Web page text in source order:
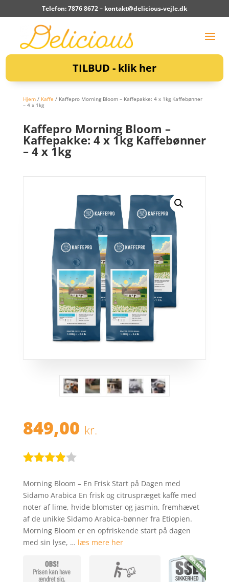
Telefon: 7876 8672 – kontakt@delicious-vejle.dk
TILBUD - klik her
Hjem/ Kaffe / Kaffepro Morning Bloom – Kaffepakke: 4 x 1kg Kaffebønner
– 4 x 1kg
Kaffepro Morning Bloom –
Kaffepakke: 4 x 1kg Kaffebønner
– 4 x 1kg
849,00 kr.
som3.8
ud af 5
baseret
på
kundebed
ømmels
er
Morning Bloom – En Frisk Start på Dagen med
Sidamo Arabica En frisk og citruspræget kaffe med
noter af lime, hvide blomster og jasmin, fremhævet
af de unikke Sidamo Arabica-bønner fra Etiopien.
Morning Bloom er en opfriskende start på dagen
med sin lyse, … læs mere her